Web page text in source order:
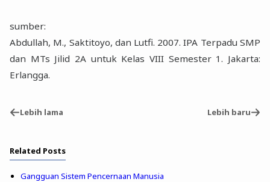
sumber:
Abdullah, M., Saktitoyo, dan Lutfi. 2007. IPA Terpadu SMP
dan MTs Jilid 2A untuk Kelas VIII Semester 1. Jakarta:
Erlangga.
Lebih lama Lebih baru
Related Posts
Gangguan Sistem Pencernaan Manusia